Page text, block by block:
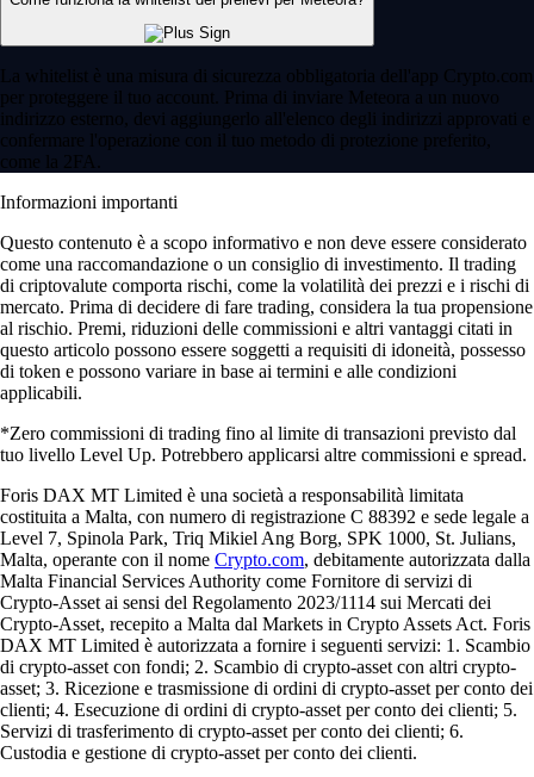
La whitelist è una misura di sicurezza obbligatoria dell'app Crypto.com
per proteggere il tuo account. Prima di inviare Meteora a un nuovo
indirizzo esterno, devi aggiungerlo all'elenco degli indirizzi approvati e
confermare l'operazione con il tuo metodo di protezione preferito,
come la 2FA.
Informazioni importanti
Questo contenuto è a scopo informativo e non deve essere considerato
come una raccomandazione o un consiglio di investimento. Il trading
di criptovalute comporta rischi, come la volatilità dei prezzi e i rischi di
mercato. Prima di decidere di fare trading, considera la tua propensione
al rischio. Premi, riduzioni delle commissioni e altri vantaggi citati in
questo articolo possono essere soggetti a requisiti di idoneità, possesso
di token e possono variare in base ai termini e alle condizioni
applicabili.
*Zero commissioni di trading fino al limite di transazioni previsto dal
tuo livello Level Up. Potrebbero applicarsi altre commissioni e spread.
Foris DAX MT Limited è una società a responsabilità limitata
costituita a Malta, con numero di registrazione C 88392 e sede legale a
Level 7, Spinola Park, Triq Mikiel Ang Borg, SPK 1000, St. Julians,
Malta, operante con il nome Crypto.com, debitamente autorizzata dalla
Malta Financial Services Authority come Fornitore di servizi di
Crypto-Asset ai sensi del Regolamento 2023/1114 sui Mercati dei
Crypto-Asset, recepito a Malta dal Markets in Crypto Assets Act. Foris
DAX MT Limited è autorizzata a fornire i seguenti servizi: 1. Scambio
di crypto-asset con fondi; 2. Scambio di crypto-asset con altri crypto-
asset; 3. Ricezione e trasmissione di ordini di crypto-asset per conto dei
clienti; 4. Esecuzione di ordini di crypto-asset per conto dei clienti; 5.
Servizi di trasferimento di crypto-asset per conto dei clienti; 6.
Custodia e gestione di crypto-asset per conto dei clienti.